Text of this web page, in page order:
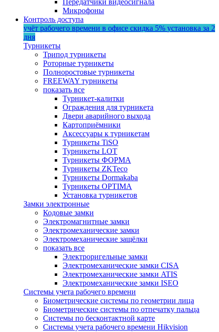
Микрофоны
Контроль доступа
учёт рабочего времени в офисе скидка 5% установка за 2
дня
Турникеты
Трипод турникеты
Роторные турникеты
Полноростовые турникеты
FREEWAY турникеты
показать все
Турникет-калитки
Ограждения для турникета
Двери аварийного выхода
Картоприёмники
Аксессуары к турникетам
Турникеты TiSO
Турникеты LOT
Турникеты ФОРМА
Турникеты ZKTeco
Турникеты Dormakaba
Турникеты OPTIMA
Установка турникетов
Замки электронные
Кодовые замки
Электромагнитные замки
Электромеханические замки
Электромеханические защёлки
показать все
Электроригельные замки
Электромеханические замки CISA
Электромеханические замки ATIS
Электромеханические замки ISEO
Системы учета рабочего времени
Биометрические системы по геометрии лица
Биометрические системы по отпечатку пальца
Системы по бесконтактной карте
Системы учета рабочего времени Hikvision